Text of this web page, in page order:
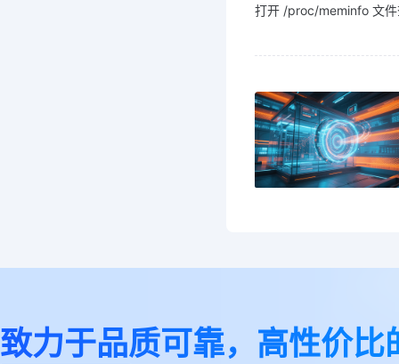
打开 /proc/meminfo 文件
致力于品质可靠，高性价比